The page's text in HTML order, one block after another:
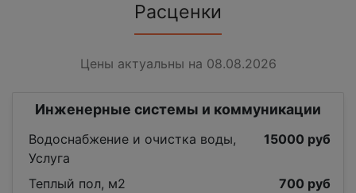
Расценки
Цены актуальны на 08.08.2026
Инженерные системы и коммуникации
Водоснабжение и очистка воды,
Услуга
15000 руб
Теплый пол, м2 700 руб